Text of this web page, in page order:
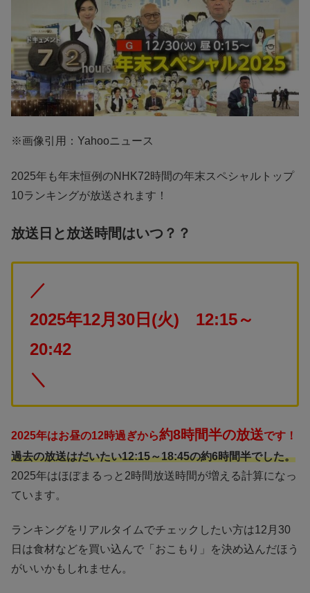
※画像引用：Yahooニュース
2025年も年末恒例のNHK72時間の年末スペシャルトップ
10ランキングが放送されます！
放送日と放送時間はいつ？？
／
2025年12月30日(火) 12:15～
20:42
＼
2025年はお昼の12時過ぎから約8時間半の放送です！
過去の放送はだいたい12:15～18:45の約6時間半でした。
2025年はほぼまるっと2時間放送時間が増える計算になっ
ています。
ランキングをリアルタイムでチェックしたい方は12月30
日は食材などを買い込んで「おこもり」を決め込んだほう
がいいかもしれません。